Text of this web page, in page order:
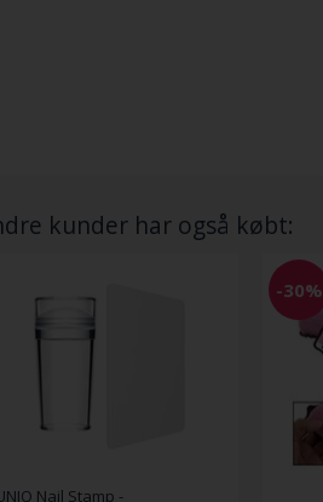
kunder har også købt:
Nail Stamp -
-30%